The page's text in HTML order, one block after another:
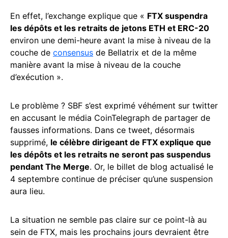
En effet, l’exchange explique que « FTX suspendra
les dépôts et les retraits de jetons ETH et ERC-20
environ une demi-heure avant la mise à niveau de la
couche de consensus de Bellatrix et de la même
manière avant la mise à niveau de la couche
d’exécution ».
Le problème ? SBF s’est exprimé véhément sur twitter
en accusant le média CoinTelegraph de partager de
fausses informations. Dans ce tweet, désormais
supprimé, le célèbre dirigeant de FTX explique que
les dépôts et les retraits ne seront pas suspendus
pendant The Merge. Or, le billet de blog actualisé le
4 septembre continue de préciser qu’une suspension
aura lieu.
La situation ne semble pas claire sur ce point-là au
sein de FTX, mais les prochains jours devraient être